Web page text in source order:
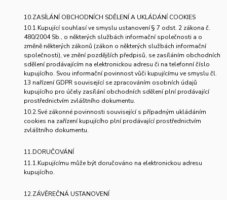
10.ZASÍLÁNÍ OBCHODNÍCH SDĚLENÍ A UKLÁDÁNÍ COOKIES
10.1.Kupující souhlasí ve smyslu ustanovení § 7 odst. 2 zákona č.
480/2004 Sb., o některých službách informační společnosti a o
změně některých zákonů (zákon o některých službách informační
společnosti), ve znění pozdějších předpisů, se zasíláním obchodních
sdělení prodávajícím na elektronickou adresu či na telefonní číslo
kupujícího. Svou informační povinnost vůči kupujícímu ve smyslu čl.
13 nařízení GDPR související se zpracováním osobních údajů
kupujícího pro účely zasílání obchodních sdělení plní prodávající
prostřednictvím zvláštního dokumentu.
10.2.Své zákonné povinnosti související s případným ukládáním
cookies na zařízení kupujícího plní prodávající prostřednictvím
zvláštního dokumentu.
11.DORUČOVÁNÍ
11.1.Kupujícímu může být doručováno na elektronickou adresu
kupujícího.
12.ZÁVĚREČNÁ USTANOVENÍ